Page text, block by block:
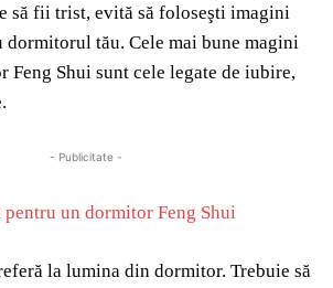
să fii trist, evită să foloseşti imagini
dormitorul tău. Cele mai bune magini
Feng Shui sunt cele legate de iubire,
- Publicitate -
la lumina din dormitor. Trebuie să